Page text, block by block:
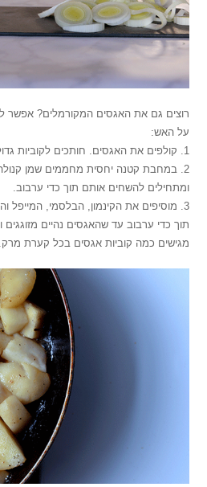
רוצים גם את האגסים המקורמלים? אפשר
על האש:
1. קולפים את האגסים. חותכים לקוביות גדולות.
2. במחבת קטנה יחסית מחממים שמן
ומתחילים להשחים אותם תוך כדי ערבוב.
3. מוסיפים את הקינמון, הבלסמי,
תוך כדי ערבוב עד שהאגסים נהיים
מגישים כמה קוביות אגסים בכל קערת מרק.